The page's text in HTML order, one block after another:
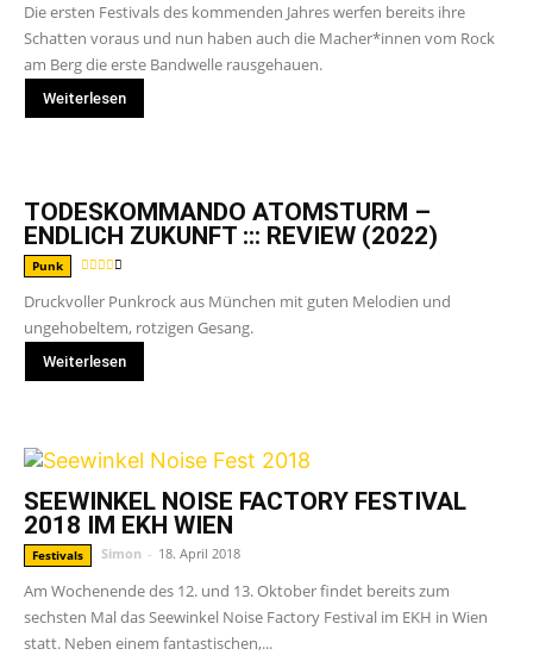
Die ersten Festivals des kommenden Jahres werfen bereits ihre
Schatten voraus und nun haben auch die Macher*innen vom Rock
am Berg die erste Bandwelle rausgehauen.
Weiterlesen
TODESKOMMANDO ATOMSTURM –
ENDLICH ZUKUNFT ::: REVIEW (2022)
Punk
Druckvoller Punkrock aus München mit guten Melodien und
ungehobeltem, rotzigen Gesang.
Weiterlesen
SEEWINKEL NOISE FACTORY FESTIVAL
2018 IM EKH WIEN
Festivals Simon - 18. April 2018
Am Wochenende des 12. und 13. Oktober findet bereits zum
sechsten Mal das Seewinkel Noise Factory Festival im EKH in Wien
statt. Neben einem fantastischen,...